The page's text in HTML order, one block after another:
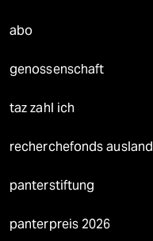
abo
genossenschaft
taz zahl ich
recherchefonds ausland
panterstiftung
panterpreis 2026